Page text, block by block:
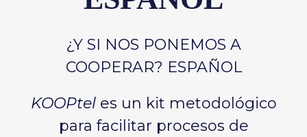
¿Y SI NOS PONEMOS A
COOPERAR? ESPAÑOL
KOOPteles un kit metodológico
para facilitar procesos de